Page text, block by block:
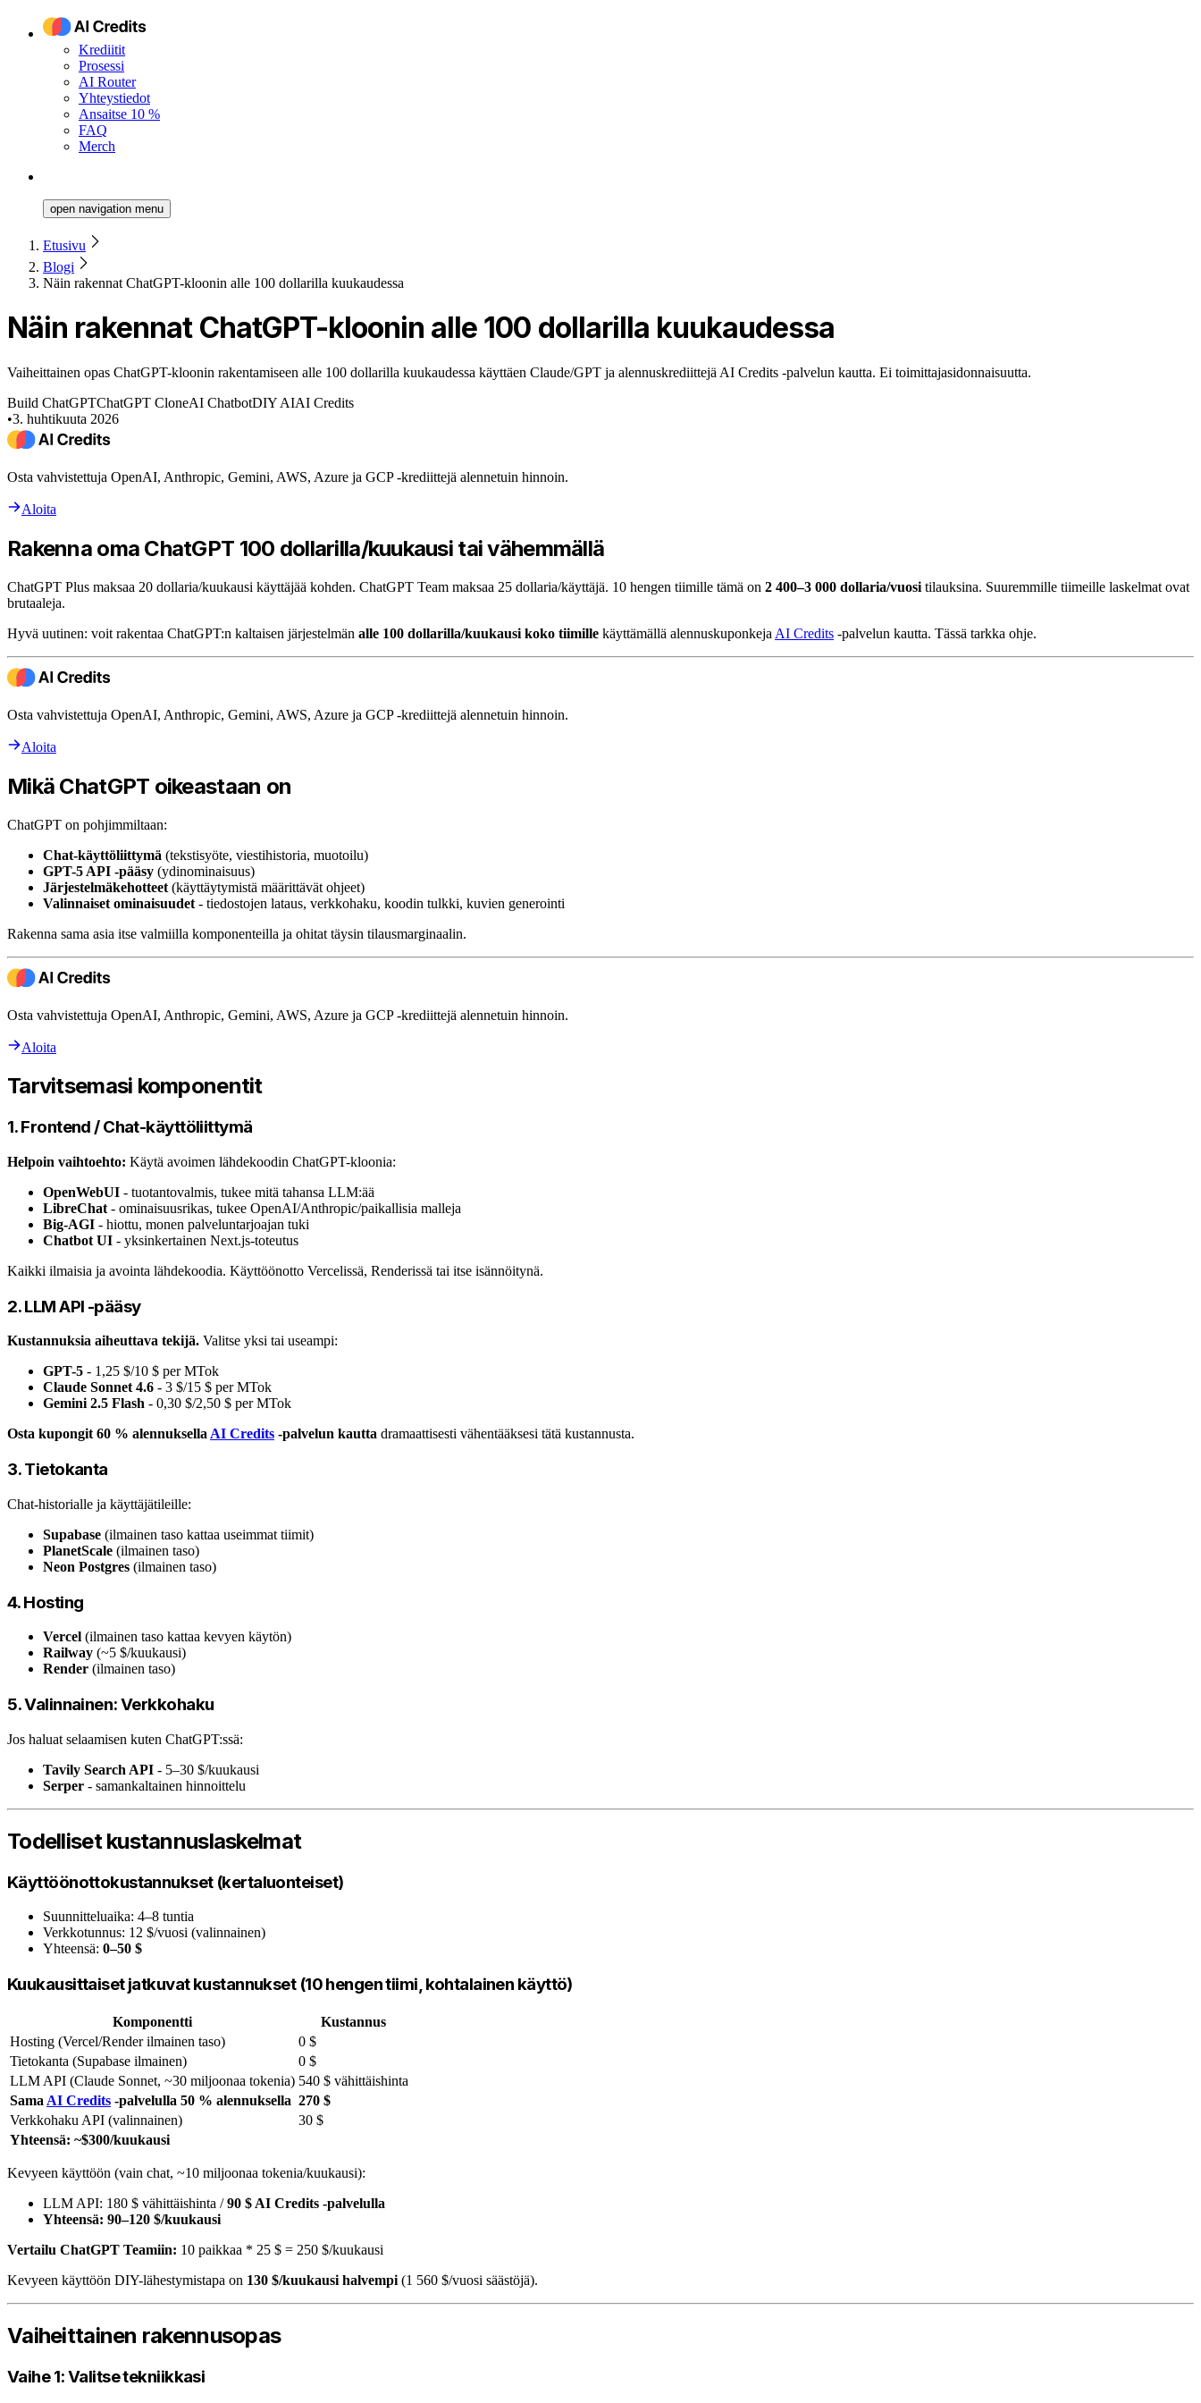
Krediitit
Prosessi
AI Router
Yhteystiedot
Ansaitse 10 %
FAQ
Merch
open navigation menu
Etusivu
Blogi
Näin rakennat ChatGPT-kloonin alle 100 dollarilla kuukaudessa
Näin rakennat ChatGPT-kloonin alle 100 dollarilla kuukaudessa
Vaiheittainen opas ChatGPT-kloonin rakentamiseen alle 100 dollarilla kuukaudessa käyttäen Claude/GPT ja alennuskrediittejä AI Credits -palvelun kautta. Ei toimittajasidonnaisuutta.
Build ChatGPTChatGPT CloneAI ChatbotDIY AIAI Credits
•3. huhtikuuta 2026
Osta vahvistettuja OpenAI, Anthropic, Gemini, AWS, Azure ja GCP -krediittejä alennetuin hinnoin.
Aloita
Rakenna oma ChatGPT 100 dollarilla/kuukausi tai vähemmällä
ChatGPT Plus maksaa 20 dollaria/kuukausi käyttäjää kohden. ChatGPT Team maksaa 25 dollaria/käyttäjä. 10 hengen tiimille tämä on 2 400–3 000 dollaria/vuosi tilauksina. Suuremmille tiimeille laskelmat ovat
brutaaleja.
Hyvä uutinen: voit rakentaa ChatGPT:n kaltaisen järjestelmän alle 100 dollarilla/kuukausi koko tiimille käyttämällä alennuskuponkeja AI Credits -palvelun kautta. Tässä tarkka ohje.
Osta vahvistettuja OpenAI, Anthropic, Gemini, AWS, Azure ja GCP -krediittejä alennetuin hinnoin.
Aloita
Mikä ChatGPT oikeastaan on
ChatGPT on pohjimmiltaan:
Chat-käyttöliittymä (tekstisyöte, viestihistoria, muotoilu)
GPT-5 API -pääsy (ydinominaisuus)
Järjestelmäkehotteet (käyttäytymistä määrittävät ohjeet)
Valinnaiset ominaisuudet - tiedostojen lataus, verkkohaku, koodin tulkki, kuvien generointi
Rakenna sama asia itse valmiilla komponenteilla ja ohitat täysin tilausmarginaalin.
Osta vahvistettuja OpenAI, Anthropic, Gemini, AWS, Azure ja GCP -krediittejä alennetuin hinnoin.
Aloita
Tarvitsemasi komponentit
1. Frontend / Chat-käyttöliittymä
Helpoin vaihtoehto: Käytä avoimen lähdekoodin ChatGPT-kloonia:
OpenWebUI - tuotantovalmis, tukee mitä tahansa LLM:ää
LibreChat - ominaisuusrikas, tukee OpenAI/Anthropic/paikallisia malleja
Big-AGI - hiottu, monen palveluntarjoajan tuki
Chatbot UI - yksinkertainen Next.js-toteutus
Kaikki ilmaisia ja avointa lähdekoodia. Käyttöönotto Vercelissä, Renderissä tai itse isännöitynä.
2. LLM API -pääsy
Kustannuksia aiheuttava tekijä. Valitse yksi tai useampi:
GPT-5 - 1,25 $/10 $ per MTok
Claude Sonnet 4.6 - 3 $/15 $ per MTok
Gemini 2.5 Flash - 0,30 $/2,50 $ per MTok
Osta kupongit 60 % alennuksellaAI Credits -palvelun kautta dramaattisesti vähentääksesi tätä kustannusta.
3. Tietokanta
Chat-historialle ja käyttäjätileille:
Supabase (ilmainen taso kattaa useimmat tiimit)
PlanetScale (ilmainen taso)
Neon Postgres (ilmainen taso)
4. Hosting
Vercel (ilmainen taso kattaa kevyen käytön)
Railway (~5 $/kuukausi)
Render (ilmainen taso)
5. Valinnainen: Verkkohaku
Jos haluat selaamisen kuten ChatGPT:ssä:
Tavily Search API - 5–30 $/kuukausi
Serper - samankaltainen hinnoittelu
Todelliset kustannuslaskelmat
Käyttöönottokustannukset (kertaluonteiset)
Suunnitteluaika: 4–8 tuntia
Verkkotunnus: 12 $/vuosi (valinnainen)
Yhteensä: 0–50 $
Kuukausittaiset jatkuvat kustannukset (10 hengen tiimi, kohtalainen käyttö)
Komponentti
Kustannus
Hosting (Vercel/Render ilmainen taso)
0 $
Tietokanta (Supabase ilmainen)
0 $
LLM API (Claude Sonnet, ~30 miljoonaa tokenia) 540 $ vähittäishinta
Sama AI Credits -palvelulla 50 % alennuksella 270 $
Verkkohaku API (valinnainen)
30 $
Yhteensä: ~$300/kuukausi
Kevyeen käyttöön (vain chat, ~10 miljoonaa tokenia/kuukausi):
LLM API: 180 $ vähittäishinta /90 $ AI Credits -palvelulla
Yhteensä: 90–120 $/kuukausi
Vertailu ChatGPT Teamiin: 10 paikkaa * 25 $ = 250 $/kuukausi
Kevyeen käyttöön DIY-lähestymistapa on 130 $/kuukausi halvempi (1 560 $/vuosi säästöjä).
Vaiheittainen rakennusopas
Vaihe 1: Valitse tekniikkasi